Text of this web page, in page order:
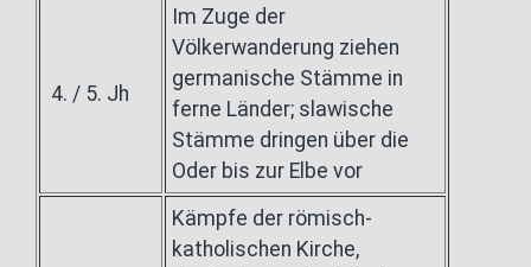
4. / 5. Jh
Im Zuge der
Völkerwanderung ziehen
germanische Stämme in
ferne Länder; slawische
Stämme dringen über die
Oder bis zur Elbe vor
Kämpfe der römisch-
katholischen Kirche,